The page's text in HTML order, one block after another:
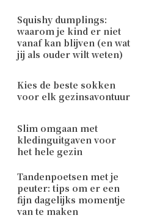
Squishy dumplings:
waarom je kind er niet
vanaf kan blijven (en wat
jij als ouder wilt weten)
Kies de beste sokken
voor elk gezinsavontuur
Slim omgaan met
kledinguitgaven voor
het hele gezin
Tandenpoetsen met je
peuter: tips om er een
fijn dagelijks momentje
van te maken